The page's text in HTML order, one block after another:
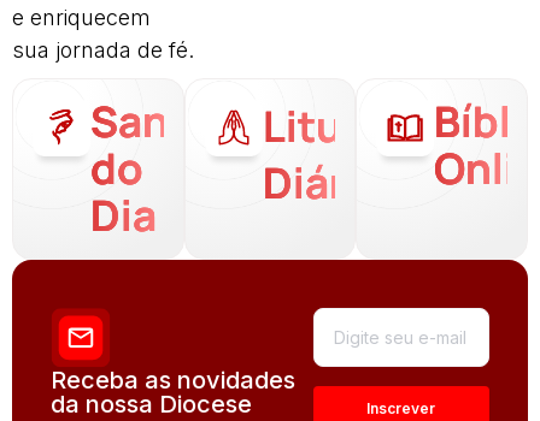
e enriquecem
sua jornada de fé.
Santo
do
Dia
Liturgia
Diária
Receba as novidades
da nossa Diocese